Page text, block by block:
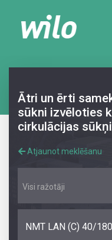
Ātri un ērti
sūkni izvēloties
cirkulācijas
Atjaunot meklēšanu
Visi ražotāji
NMT LAN (C) 40/